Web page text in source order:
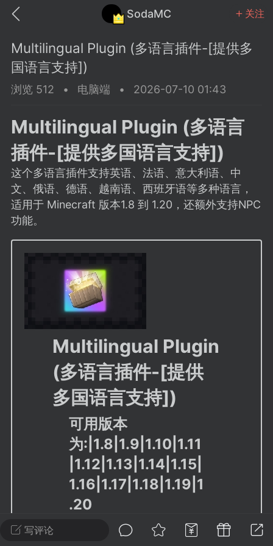
SodaMC 关注
中文社区 SodaMC
教程 材质 社区
潮涌核心
永久赞助者
11-27 02:06
电脑端 社区规则
议贴】SodaMC 的改进与建议 🧃
社区的建议&反馈板块，欢迎每
在这里畅所欲言，提出你对 社区功能、
、管理方式等方面 的任何想法！...
5.9k
潮涌核心
永久赞助者
电脑端 整合包分享
反馈你遇到的问题 以及 你期望的功能等
不方便可尝试通过邮箱与作者进行反馈
写评论
Multilingual Plugin (多语言插件-[提供多
国语言支持])
浏览 512 • 电脑端 • 2026-07-10 01:43
Multilingual Plugin (多语言
插件-[提供多国语言支持])
这个多语言插件支持英语、法语、意大利语、中
文、俄语、德语、越南语、西班牙语等多种语言，
适用于 Minecraft 版本1.8 到 1.20，还额外支持NPC
功能。
Multilingual Plugin
(多语言插件-[提供
多国语言支持])
可用版本
为:|1.8|1.9|1.10|1.11
|1.12|1.13|1.14|1.15|
1.16|1.17|1.18|1.19|1
.20